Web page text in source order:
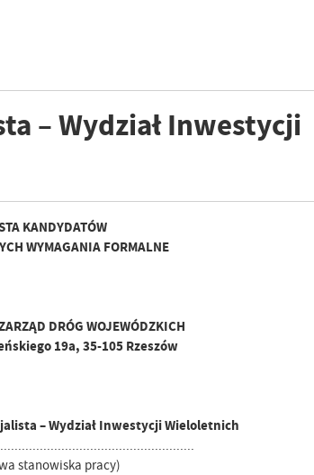
– Wydział Inwestycji
KANDYDATÓW
WYMAGANIA FORMALNE
DRÓG WOJEWÓDZKICH
19a, 35-105 Rzeszów
– Wydział Inwestycji Wieloletnich
stanowiska pracy)